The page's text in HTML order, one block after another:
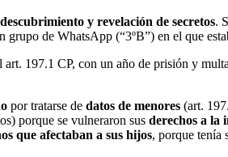
descubrimiento y revelación de secretos.
de WhatsApp (“3ºB”) en el que
art. 197.1 CP, con un año de prisión y
por tratarse de datos de menores (art.
porque se vulneraron sus derechos a la
que afectaban a sus hijos, porque tenía